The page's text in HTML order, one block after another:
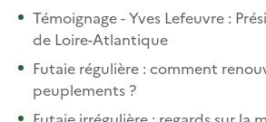
Témoignage - Yves Lefeuvre :
de Loire-Atlantique
Futaie régulière : comment
peuplements ?